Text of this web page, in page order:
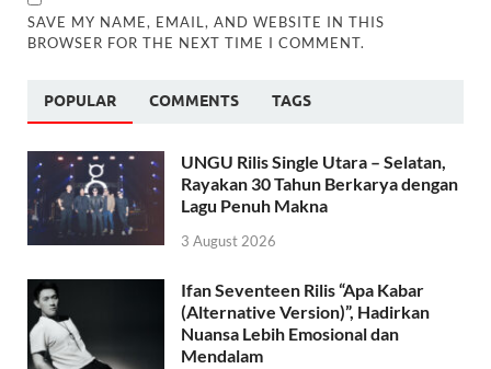
SAVE MY NAME, EMAIL, AND WEBSITE IN THIS
BROWSER FOR THE NEXT TIME I COMMENT.
POPULAR COMMENTS TAGS
UNGU Rilis Single Utara – Selatan,
Rayakan 30 Tahun Berkarya dengan
Lagu Penuh Makna
3 August 2026
Ifan Seventeen Rilis “Apa Kabar
(Alternative Version)”, Hadirkan
Nuansa Lebih Emosional dan
Mendalam